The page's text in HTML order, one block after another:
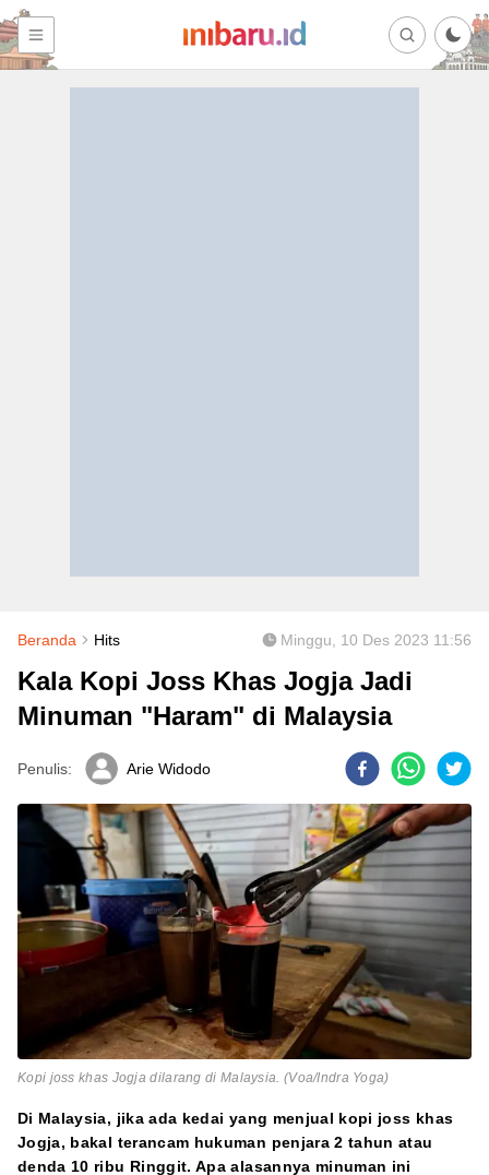
Beranda Hits Minggu, 10 Des 2023 11:56
Kala Kopi Joss Khas Jogja Jadi
Minuman "Haram" di Malaysia
Penulis: Arie Widodo
Kopi joss khas Jogja dilarang di Malaysia. (Voa/Indra Yoga)
Di Malaysia, jika ada kedai yang menjual kopi joss khas
Jogja, bakal terancam hukuman penjara 2 tahun atau
denda 10 ribu Ringgit. Apa alasannya minuman ini